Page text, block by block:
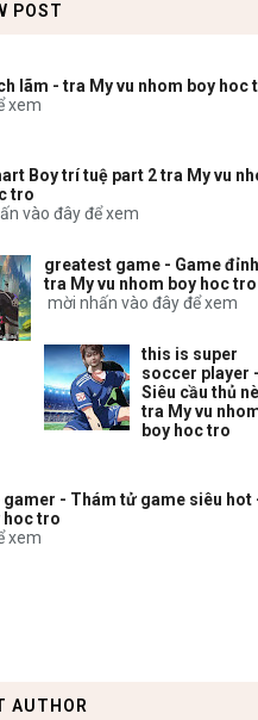
POST
lãm - tra My vu nhom boy hoc
xem
Boy trí tuệ part 2 tra My vu
tro
vào đây để xem
greatest game - Game
tra My vu nhom boy hoc tro
mời nhấn vào đây để xem
this is super
soccer player
Siêu cầu thủ
tra My vu
boy hoc tro
- Thám tử game siêu hot
hoc tro
xem
AUTHOR